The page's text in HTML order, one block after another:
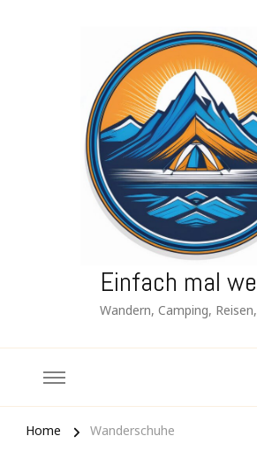
Einfach mal
Wandern, Camping,
Home Wanderschuhe